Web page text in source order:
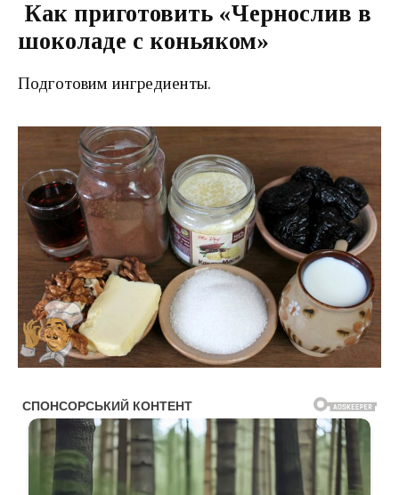
Как приготовить «Чернослив в
шоколаде с коньяком»
Подготовим ингредиенты.